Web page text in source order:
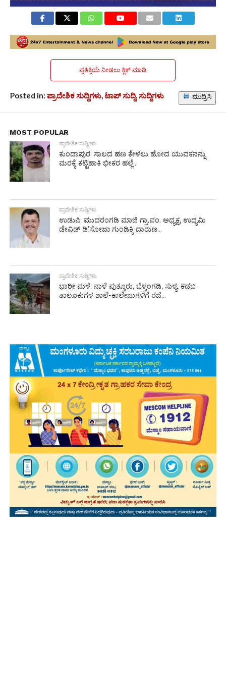
ಪ್ರತಿಕ್ರಿಯೆ ನೀಡಲು ಕ್ಲಿಕ್ ಮಾಡಿ
Posted in: ಪ್ರಾದೇಶಿಕ ಸುದ್ದಿಗಳು,ಟಾಪ್ ಸುದ್ದಿ,ಸುದ್ದಿಗಳು ಮುದ್ರಿಸಿ
MOST POPULAR
ಪ್ರಾದೇಶಿಕ ಸುದ್ದಿಗಳು
ಕುಂದಾಪುರ: ಸಾಲದ ಹಣ ಕೇಳಲು ಹೋದ ಯುವಕನನ್ನು
ಮರಕ್ಕೆ ಕಟ್ಟಿಹಾಕಿ ಭೀಕರ ಹಲ್ಲೆ...
ಪ್ರಾದೇಶಿಕ ಸುದ್ದಿಗಳು
ಉಡುಪಿ: ಮುದರಂಗಡಿ ಮಾಜಿ ಗ್ರಾ.ಪಂ. ಅಧ್ಯಕ್ಷ, ಉದ್ಯಮಿ
ಡೇವಿಡ್ ಡಿ’ಸೋಜಾ ಗುಂಡಿಕ್ಕಿ ದಾರುಣ...
ಪ್ರಾದೇಶಿಕ ಸುದ್ದಿಗಳು
ಭಾರೀ ಮಳೆ: ನಾಳೆ ಪುತ್ತೂರು, ಬೆಳ್ತಂಗಡಿ, ಸುಳ್ಯ, ಕಡಬ
ತಾಲೂಕುಗಳ ಶಾಲೆ-ಕಾಲೇಜುಗಳಿಗೆ ರಜೆ...